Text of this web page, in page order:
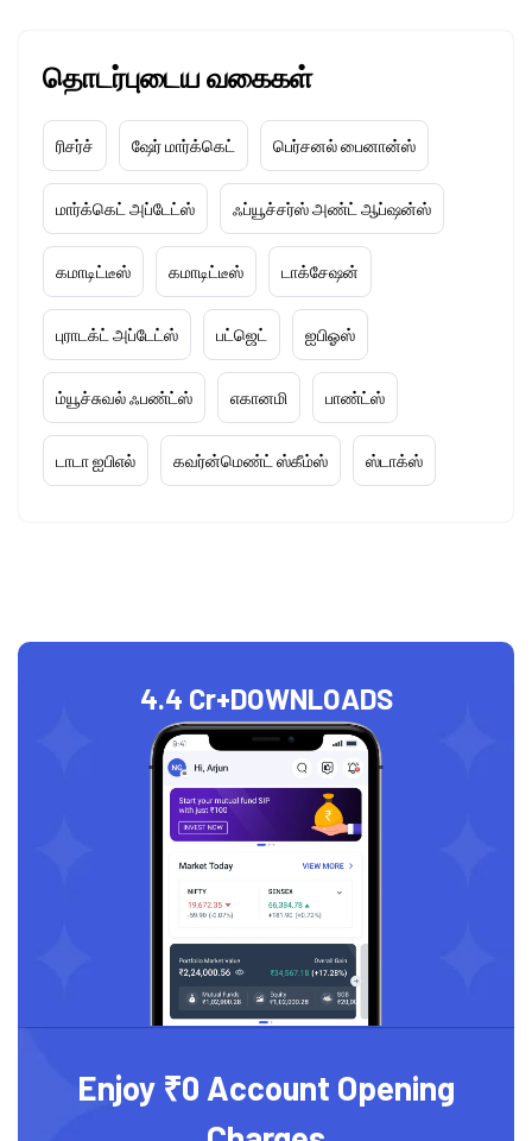
தொடர்புடைய வகைகள்
ரிசர்ச் ஷேர் மார்க்கெட் பெர்சனல் பைனான்ஸ்
மார்க்கெட் அப்டேட்ஸ் ஃப்யூச்சர்ஸ் அண்ட் ஆப்ஷன்ஸ்
கமாடிட்டீஸ் கமாடிட்டீஸ் டாக்சேஷன்
புராடக்ட் அப்டேட்ஸ் பட்ஜெட் ஐபிஓஸ்
ம்யூச்சுவல் ஃபண்ட்ஸ் எகானமி பாண்ட்ஸ்
டாடா ஐபிஎல் கவர்ன்மெண்ட் ஸ்கீம்ஸ் ஸ்டாக்ஸ்
4.4 Cr+DOWNLOADS
Enjoy ₹0 Account Opening